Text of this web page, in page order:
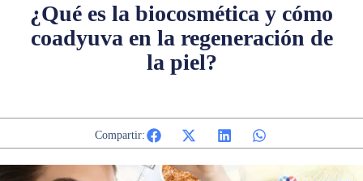
¿Qué es la biocosmética y cómo
coadyuva en la regeneración de
la piel?
Compartir: